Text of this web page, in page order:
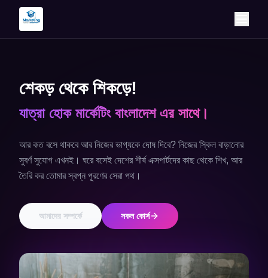
শেকড় থেকে শিকড়ে!
যাত্রা হোক মার্কেটিং বাংলাদেশ এর সাথে।
আর কত বসে থাকবে আর নিজের ভাগ্যকে দোষ দিবে? নিজের স্কিল বাড়ানোর
সুবর্ণ সুযোগ এখনই। ঘরে বসেই দেশের শীর্ষ এক্সপার্টদের কাছ থেকে শিখ, আর
তৈরি কর তোমার স্বপ্ন পূরণের সেরা পথ।
আমাদের সম্পর্কে সকল কোর্স